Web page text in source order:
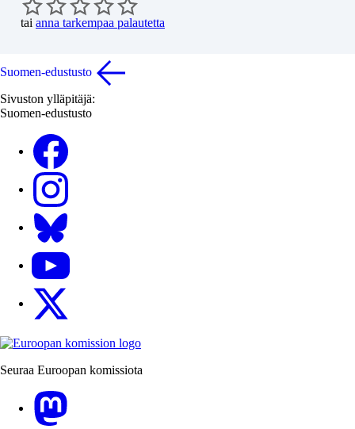
tai anna tarkempaa palautetta
Suomen-edustusto
Sivuston ylläpitäjä:
Suomen-edustusto
Seuraa Euroopan komissiota